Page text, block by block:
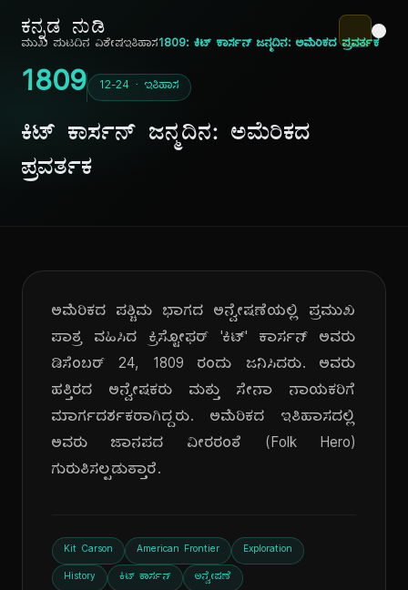
ಕನ್ನಡ ನುಡಿ
ಮುಖ ಪುಟದಿನ ವಿಶೇಷಇತಿಹಾಸ1809: ಕಿಟ್ ಕಾರ್ಸನ್ ಜನ್ಮದಿನ: ಅಮೆರಿಕದ ಪ್ರವರ್ತಕ
1809 12-24 · ಇತಿಹಾಸ
ಕಿಟ್ ಕಾರ್ಸನ್ ಜನ್ಮದಿನ: ಅಮೆರಿಕದ
ಪ್ರವರ್ತಕ
ಅಮೆರಿಕದ ಪಶ್ಚಿಮ ಭಾಗದ ಅನ್ವೇಷಣೆಯಲ್ಲಿ ಪ್ರಮುಖ
ಪಾತ್ರ ವಹಿಸಿದ ಕ್ರಿಸ್ಟೋಫರ್ 'ಕಿಟ್' ಕಾರ್ಸನ್ ಅವರು
ಡಿಸೆಂಬರ್ 24, 1809 ರಂದು ಜನಿಸಿದರು. ಅವರು
ಹತ್ತಿರದ ಅನ್ವೇಷಕರು ಮತ್ತು ಸೇನಾ ನಾಯಕರಿಗೆ
ಮಾರ್ಗದರ್ಶಕರಾಗಿದ್ದರು. ಅಮೆರಿಕದ ಇತಿಹಾಸದಲ್ಲಿ
ಅವರು ಜಾನಪದ ವೀರರಂತೆ (Folk Hero)
ಗುರುತಿಸಲ್ಪಡುತ್ತಾರೆ.
Kit Carson American Frontier Exploration
History ಕಿಟ್ ಕಾರ್ಸನ್ ಅನ್ವೇಷಣೆ